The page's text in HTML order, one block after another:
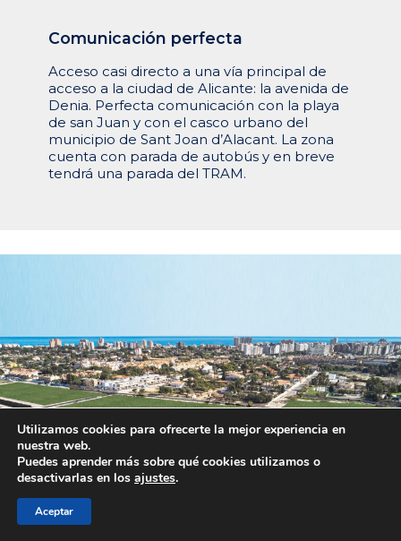
Comunicación perfecta
Acceso casi directo a una vía principal de
acceso a la ciudad de Alicante: la avenida de
Denia. Perfecta comunicación con la playa
de san Juan y con el casco urbano del
municipio de Sant Joan d’Alacant. La zona
cuenta con parada de autobús y en breve
tendrá una parada del TRAM.
Utilizamos cookies para ofrecerte la mejor experiencia en
nuestra web.
Puedes aprender más sobre qué cookies utilizamos o
desactivarlas en los ajustes.
Aceptar